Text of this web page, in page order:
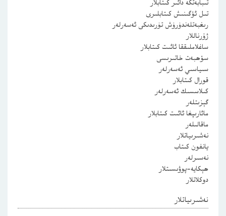
تىبابەتكە دائىر كىتابلار
تىل ئۆگىنىش كىتابلىرى
رىغبەتلەندۈرۈش تۈرىدىكى ئەسەرلەر
ژۇرناللار
ساغلاملىققا ئائىت كىتابلار
سۆھبەت خاتىرىسى
سىياسىي ئەسەرلەر
قورال كىتابلار
كىلاسسىك ئەسەرلەر
گېزىتلەر
مائارىپغا ئائىت كىتابلار
ماقالىلەر
نەشىرىياتلار
يانفون كىتاب
نەسىرلەر
ھېكايە-پوۋىسىتلار
دوكلاتلار
نەشىرىياتلار